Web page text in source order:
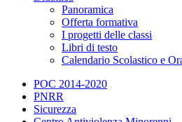
Panoramica
Offerta formativa
I progetti delle classi
Libri di testo
Calendario Scolastico e
POC 2014-2020
PNRR
Sicurezza